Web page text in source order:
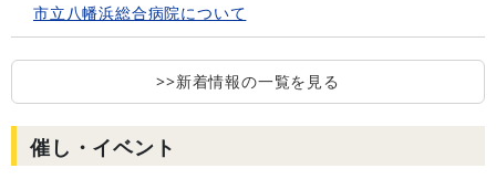
市立八幡浜総合病院について
>>新着情報の一覧を見る
催し・イベント